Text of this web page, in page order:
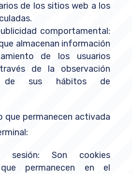
de los sitios web a los
comportamental:
almacenan información
de los usuarios
de la observación
de sus hábitos de
que permanecen activada
sesión: Son cookies
permanecen en el